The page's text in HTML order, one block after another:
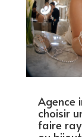
Agence
choisir
faire